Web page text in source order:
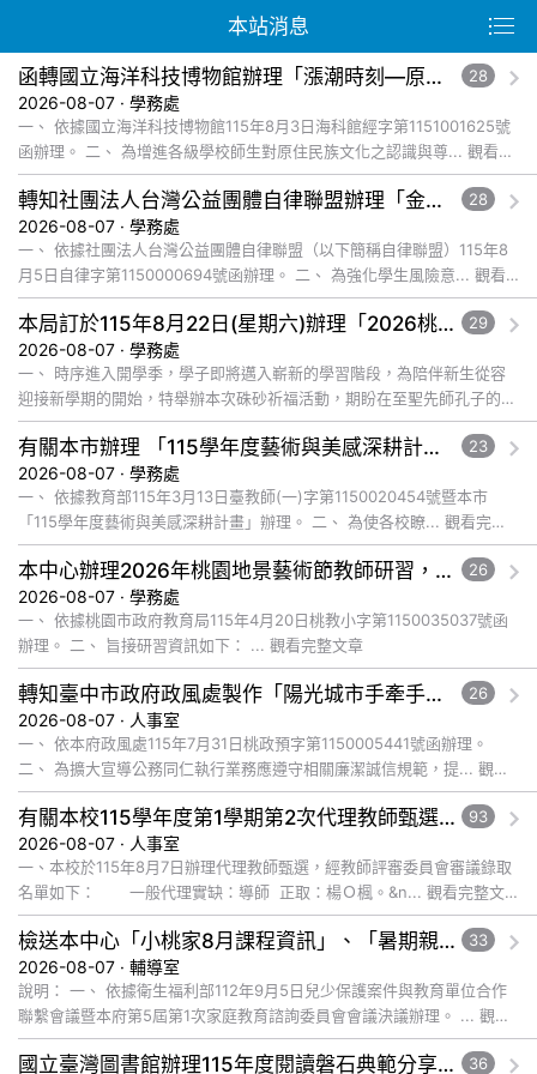
本站消息
函轉國立海洋科技博物館辦理「漲潮時刻—原民智慧主題探索課程」參訪補助案，請查照。 28
2026-08-07 · 學務處
一、 依據國立海洋科技博物館115年8月3日海科館經字第1151001625號
函辦理。 二、 為增進各級學校師生對原住民族文化之認識與尊... 觀看完
整文章
轉知社團法人台灣公益團體自律聯盟辦理「金融基礎教育教材」推廣工作坊一案，鼓勵貴校教師踴躍報名參加，並本權責核予出席教師公假登記， 詳如說明，請查照。 28
2026-08-07 · 學務處
一、 依據社團法人台灣公益團體自律聯盟（以下簡稱自律聯盟）115年8
月5日自律字第1150000694號函辦理。 二、 為強化學生風險意... 觀看
完整文章
本局訂於115年8月22日(星期六)辦理「2026桃園市孔廟祈福系列活動—儒門初開 智慧啟航」，請協助公告周知，詳如說明，請查照。 29
2026-08-07 · 學務處
一、 時序進入開學季，學子即將邁入嶄新的學習階段，為陪伴新生從容
迎接新學期的開始，特舉辦本次硃砂祈福活動，期盼在至聖先師孔子的智
慧啟發與祝福下，使學子開啟智慧，眼明心亮，未來學業順利、步步高
升... 觀看完整文章
有關本市辦理 「115學年度藝術與美感深耕計畫」申辦說明會一案，請踴躍參加，請查照。 23
2026-08-07 · 學務處
一、 依據教育部115年3月13日臺教師(一)字第1150020454號暨本市
「115學年度藝術與美感深耕計畫」辦理。 二、 為使各校瞭... 觀看完整
文章
本中心辦理2026年桃園地景藝術節教師研習，請惠予轉知貴校教師踴躍報名參加，請查照。 26
2026-08-07 · 學務處
一、 依據桃園市政府教育局115年4月20日桃教小字第1150035037號函
辦理。 二、 旨接研習資訊如下： ... 觀看完整文章
轉知臺中市政府政風處製作「陽光城市手牽手，綠能透明齊步走」動畫影片，請協助宣導運用，請查照。 26
2026-08-07 · 人事室
一、 依本府政風處115年7月31日桃政預字第1150005441號函辦理。
二、 為擴大宣導公務同仁執行業務應遵守相關廉潔誠信規範，提... 觀看
完整文章
有關本校115學年度第1學期第2次代理教師甄選錄取公告 93
2026-08-07 · 人事室
一、本校於115年8月7日辦理代理教師甄選，經教師評審委員會審議錄取
名單如下： 一般代理實缺：導師 正取：楊Ｏ楓。&n... 觀看完整文
章
檢送本中心「小桃家8月課程資訊」、「暑期親子電影營」、「祖孫樂淘桃」、「愛『原原』不絕-親子共學同樂會」、「邁向下一站幸福系列講座及成長團體」海報各1份，惠請貴機關(學校)運用多元管道宣導 33
2026-08-07 · 輔導室
說明： 一、 依據衛生福利部112年9月5日兒少保護案件與教育單位合作
聯繫會議暨本府第5屆第1次家庭教育諮詢委員會會議決議辦理。 ... 觀看
完整文章
國立臺灣圖書館辦理115年度閱讀磐石典範分享暨閱讀推動專業研習 36